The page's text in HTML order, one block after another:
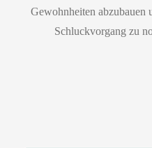
Gewohnheiten abzubauen
Schluckvorgang zu